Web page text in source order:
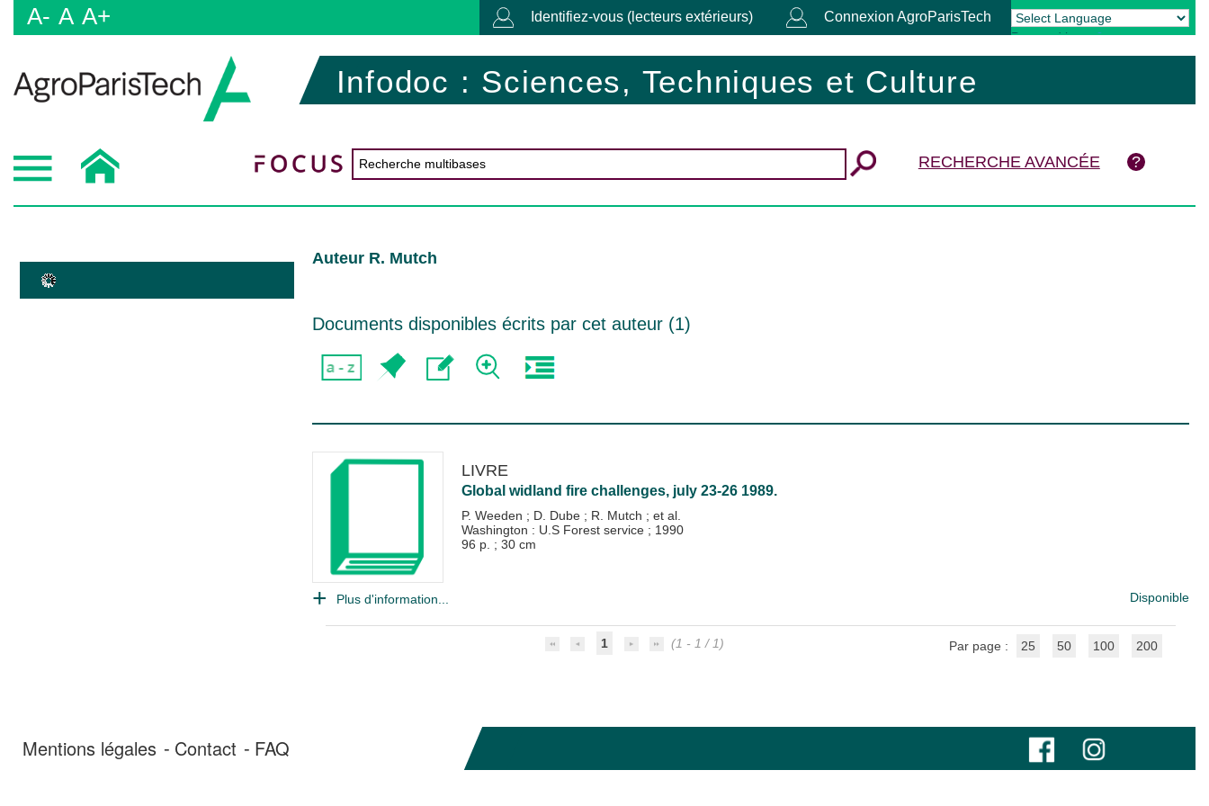
A- A A+ Identifiez-vous (lecteurs extérieurs) Connexion AgroParisTech
Powered by Translate
Infodoc : Sciences, Techniques et Culture
RECHERCHE AVANCÉE
Auteur R. Mutch
Documents disponibles écrits par cet auteur (1)
LIVRE
Global widland fire challenges, july 23-26 1989.
P. Weeden ; D. Dube ; R. Mutch ; et al.
Washington : U.S Forest service ; 1990
96 p. ; 30 cm
Plus d'information... Disponible
1 (1 - 1 / 1) Par page : 25 50 100 200
Mentions légales Contact FAQ